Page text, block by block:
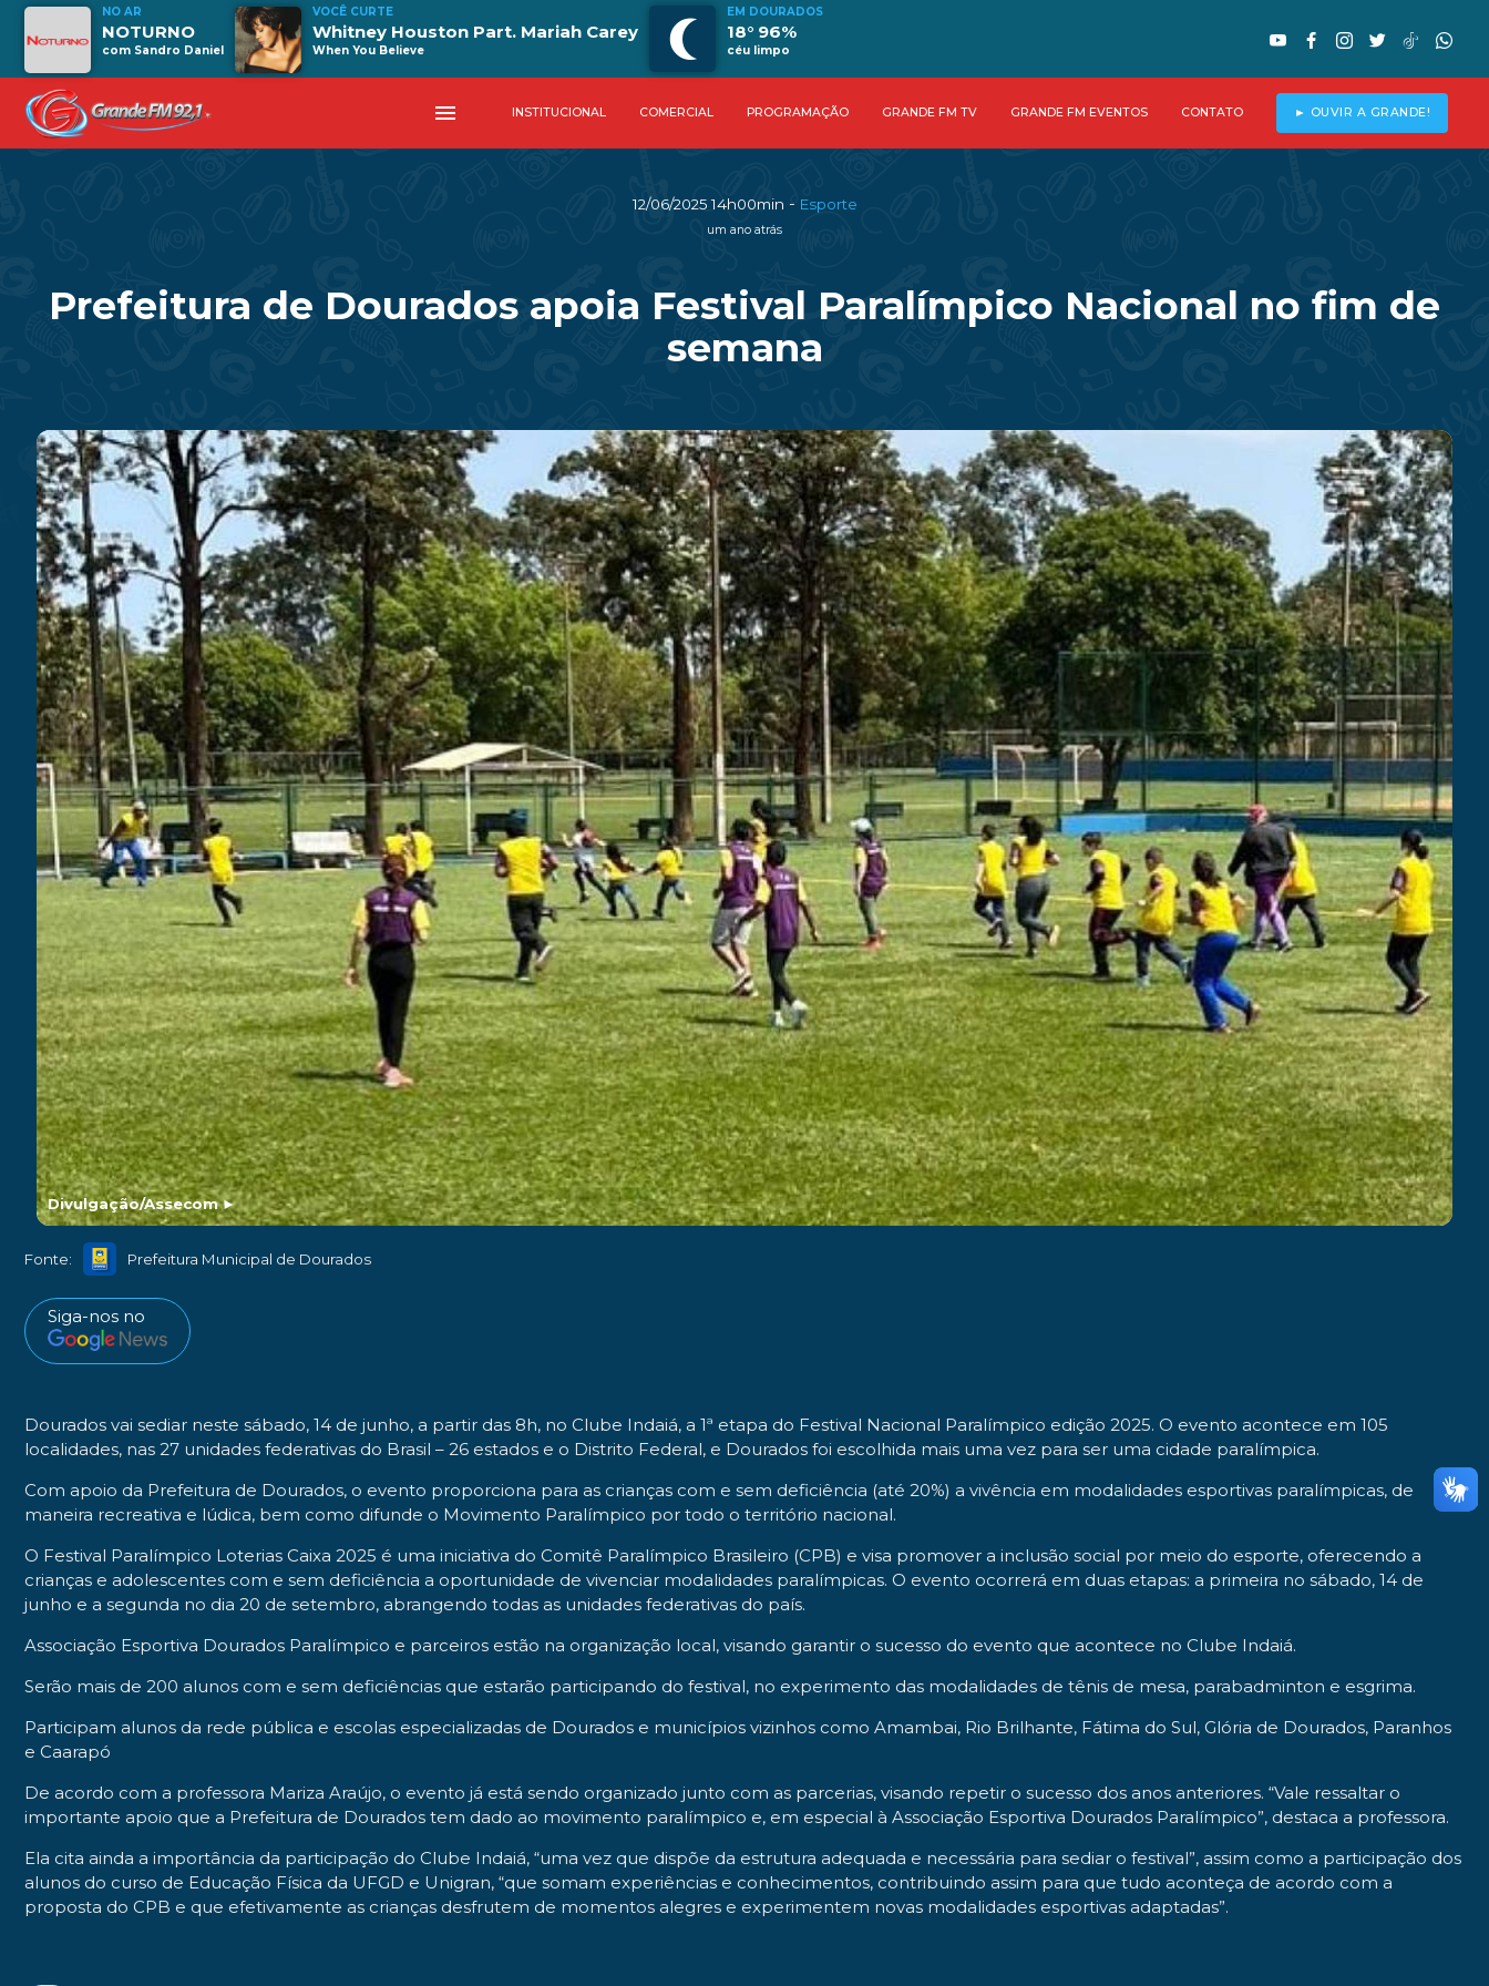
NO AR
NOTURNO
com Sandro Daniel
VOCÊ CURTE
Whitney Houston Part. Mariah Carey
When You Believe
EM DOURADOS
18° 96%
céu limpo
menu INSTITUCIONAL COMERCIAL PROGRAMAÇÃO GRANDE FM TV GRANDE FM EVENTOS CONTATO ► OUVIR A GRANDE!
12/06/2025 14h00min - Esporte
um ano atrás
Prefeitura de Dourados apoia Festival Paralímpico Nacional no fim de
semana
Divulgação/Assecom►
Fonte: Prefeitura Municipal de Dourados
Siga-nos no
Dourados vai sediar neste sábado, 14 de junho, a partir das 8h, no Clube Indaiá, a 1ª etapa do Festival Nacional Paralímpico edição 2025. O evento acontece em 105
localidades, nas 27 unidades federativas do Brasil – 26 estados e o Distrito Federal, e Dourados foi escolhida mais uma vez para ser uma cidade paralímpica.
Com apoio da Prefeitura de Dourados, o evento proporciona para as crianças com e sem deficiência (até 20%) a vivência em modalidades esportivas paralímpicas, de
maneira recreativa e lúdica, bem como difunde o Movimento Paralímpico por todo o território nacional.
O Festival Paralímpico Loterias Caixa 2025 é uma iniciativa do Comitê Paralímpico Brasileiro (CPB) e visa promover a inclusão social por meio do esporte, oferecendo a
crianças e adolescentes com e sem deficiência a oportunidade de vivenciar modalidades paralímpicas. O evento ocorrerá em duas etapas: a primeira no sábado, 14 de
junho e a segunda no dia 20 de setembro, abrangendo todas as unidades federativas do país.
Associação Esportiva Dourados Paralímpico e parceiros estão na organização local, visando garantir o sucesso do evento que acontece no Clube Indaiá.
Serão mais de 200 alunos com e sem deficiências que estarão participando do festival, no experimento das modalidades de tênis de mesa, parabadminton e esgrima.
Participam alunos da rede pública e escolas especializadas de Dourados e municípios vizinhos como Amambai, Rio Brilhante, Fátima do Sul, Glória de Dourados, Paranhos
e Caarapó
De acordo com a professora Mariza Araújo, o evento já está sendo organizado junto com as parcerias, visando repetir o sucesso dos anos anteriores. “Vale ressaltar o
importante apoio que a Prefeitura de Dourados tem dado ao movimento paralímpico e, em especial à Associação Esportiva Dourados Paralímpico”, destaca a professora.
Ela cita ainda a importância da participação do Clube Indaiá, “uma vez que dispõe da estrutura adequada e necessária para sediar o festival”, assim como a participação dos
alunos do curso de Educação Física da UFGD e Unigran, “que somam experiências e conhecimentos, contribuindo assim para que tudo aconteça de acordo com a
proposta do CPB e que efetivamente as crianças desfrutem de momentos alegres e experimentem novas modalidades esportivas adaptadas”.